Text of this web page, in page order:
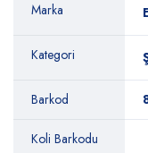
Marka
Kategori
Barkod
Koli Barkodu